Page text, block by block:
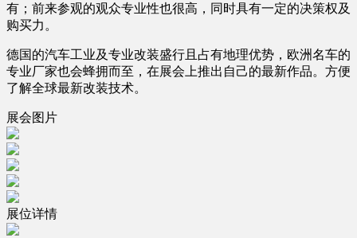
有；前来参观的观众专业性也很高，同时具有一定的决策权及
购买力。
德国的汽车工业及专业改装盛行且占有地理优势，欧洲名车的
专业厂家也会蜂拥而至，在展会上推出自己的最新作品。方便
了解全球最新改装技术。
展会图片
展位详情